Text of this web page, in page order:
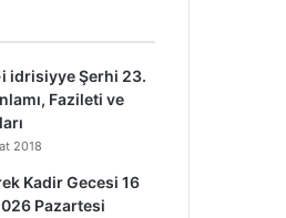
idrisiyye Şerhi 23.
Fazileti ve
2018
Kadir Gecesi 16
Pazartesi